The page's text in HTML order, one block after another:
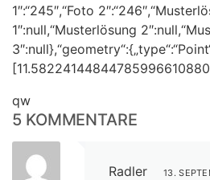
1″:“245″,“Foto
1″:null,“Musterlösung
qw
5 KOMMENTARE
Radler 13.